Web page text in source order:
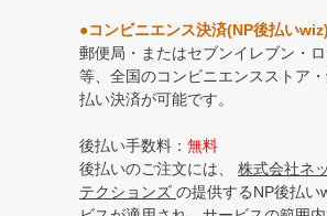
●コンビニエンス決済(NP後払いwiz)
郵便局・またはセブンイレブン・
等、全国のコンビニエンスストア
払い決済が可能です。
後払い手数料： 無料
後払いのご注文には、 株式会社ネ
テクションズ の提供するNP後払い